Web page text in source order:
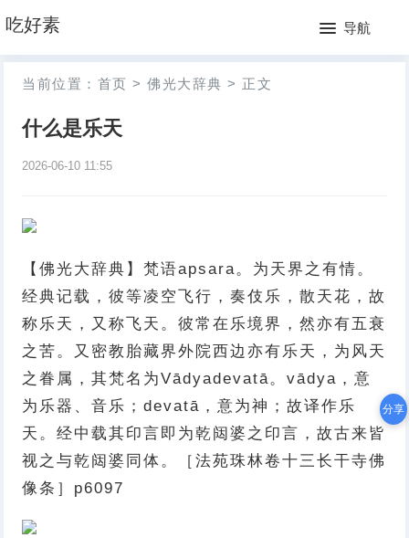
吃好素 导航
网
站
月
当前位置： 首页 > 佛光大辞典 > 正文
什么是乐天
2026-06-10 11:55
【佛光大辞典】梵语apsara。为天界之有情。
经典记载，彼等凌空飞行，奏伎乐，散天花，故
称乐天，又称飞天。彼常在乐境界，然亦有五衰
之苦。又密教胎藏界外院西边亦有乐天，为风天
之眷属，其梵名为Vādyadevatā。vādya，意
为乐器、音乐；devatā，意为神；故译作乐
天。经中载其印言即为乾闼婆之印言，故古来皆
视之与乾闼婆同体。［法苑珠林卷十三长干寺佛
像条］p6097
分享